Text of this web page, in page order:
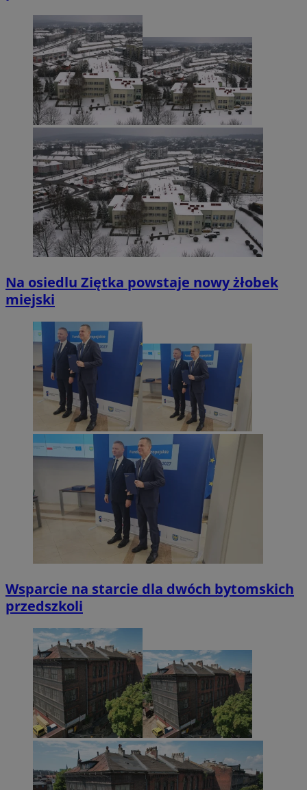
Na osiedlu Ziętka powstaje nowy żłobek
miejski
Wsparcie na starcie dla dwóch bytomskich
przedszkoli